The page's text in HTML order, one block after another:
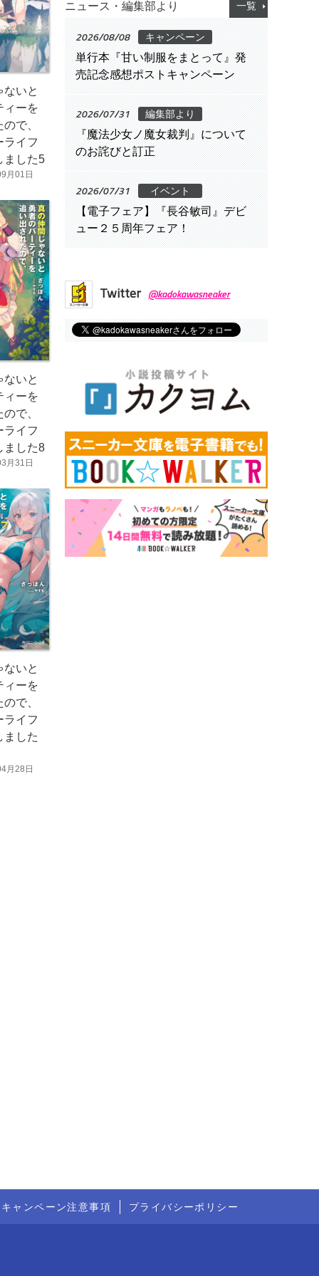
ないと
ィーを
で、
ライフ
ました5
月01日
ないと
ィーを
で、
ライフ
ました8
月31日
ないと
ィーを
で、
ライフ
ました
月28日
ニュース・編集部より 一覧
2026/08/08 キャンペーン
単行本『甘い制服をまとって』発
売記念感想ポストキャンペーン
2026/07/31 編集部より
『魔法少女ノ魔女裁判』について
のお詫びと訂正
2026/07/31 イベント
【電子フェア】『長谷敏司』デビ
ュー２５周年フェア！
Twitter @kadokawasneaker
ャンペーン注意事項 プライバシーポリシー